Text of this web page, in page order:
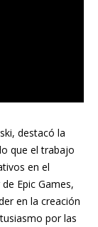
destacó la
que el trabajo
en el
Epic Games,
en la creación
por las